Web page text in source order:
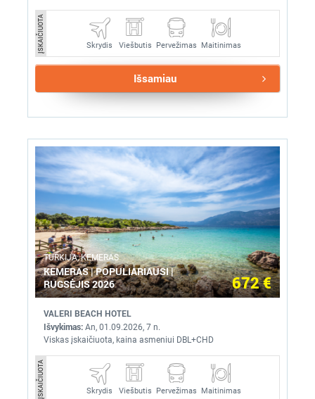
ĮSKAIČIUOTA Skrydis Viešbutis Pervežimas Maitinimas
Išsamiau
TURKIJA, KEMERAS
KEMERAS | POPULIARIAUSI |
RUGSĖJIS 2026
672 €
VALERI BEACH HOTEL
Išvykimas: An, 01.09.2026, 7 n.
Viskas įskaičiuota, kaina asmeniui DBL+CHD
ĮSKAIČIUOTA Skrydis Viešbutis Pervežimas Maitinimas